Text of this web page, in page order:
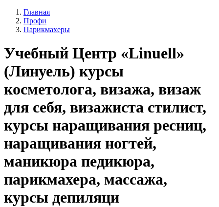
Главная
Профи
Парикмахеры
Учебный Центр «Linuell»
(Линуель) курсы
косметолога, визажа, визаж
для себя, визажиста стилист,
курсы наращивания ресниц,
наращивания ногтей,
маникюра педикюра,
парикмахера, массажа,
курсы депиляци